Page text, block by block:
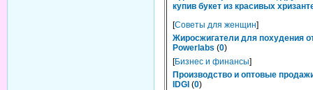
купив букет из красивых
[Советы для женщин]
Жиросжигатели для похудения
Powerlabs (0)
[Бизнес и финансы]
Производство и оптовые
IDGI (0)